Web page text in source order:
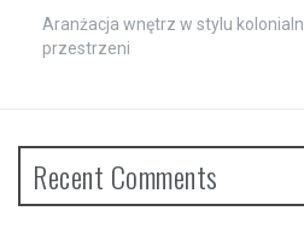
Aranżacja wnętrz w stylu
przestrzeni
Recent Comments